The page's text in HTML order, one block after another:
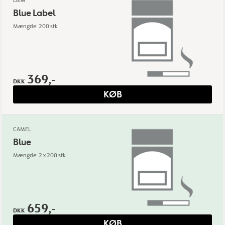
Blue Label
Mængde: 200 stk
DKK 369,-
KØB
CAMEL
Blue
Mængde: 2 x 200 stk.
DKK 659,-